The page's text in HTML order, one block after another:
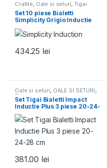
Cratite, Oale si seturi, Tigai
Set 10 piese Bialetti
Simplicity Grigio Inductie
434.25 lei
Oale si seturi, OALE SI SETURI,
Tigai
Set Tigai Bialetti Impact
Inductie Plus 3 piese 20-24-
28 cm
381.00 lei